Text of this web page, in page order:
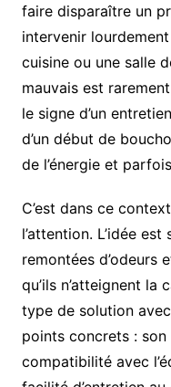
faire disparaître un
intervenir
cuisine ou une salle
mauvais est
le signe d’un
d’un début de
de l’énergie et
C’est dans ce
l’attention. L’idée
remontées d’odeurs
qu’ils n’atteignent la
type de solution
points concrets :
compatibilité avec